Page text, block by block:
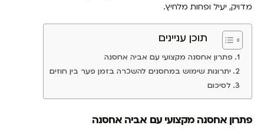
מדויק, יעיל ופחות מלחיץ.
תוכן עניינים
פתרון אחסנה מקצועי עם אביה אחסנה
יתרונות שימוש במחסנים להשכרה בזמן פער בין חוזים
לסיכום
פתרון אחסנה מקצועי עם אביה אחסנה